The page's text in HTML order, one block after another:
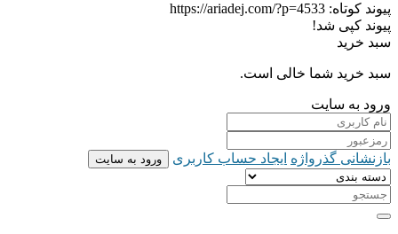
پیوند کوتاه: https://ariadej.com/?p=4533
پیوند کپی شد!
سبد خرید
سبد خرید شما خالی است.
ورود به سایت
بازنشانی گذرواژه ایجاد حساب کاربری ورود به سایت